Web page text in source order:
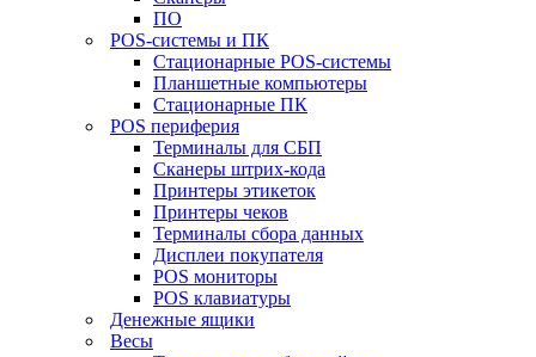
ПО
POS-системы и ПК
Стационарные POS-системы
Планшетные компьютеры
Стационарные ПК
POS периферия
Терминалы для СБП
Сканеры штрих-кода
Принтеры этикеток
Принтеры чеков
Терминалы сбора данных
Дисплеи покупателя
POS мониторы
POS клавиатуры
Денежные ящики
Весы